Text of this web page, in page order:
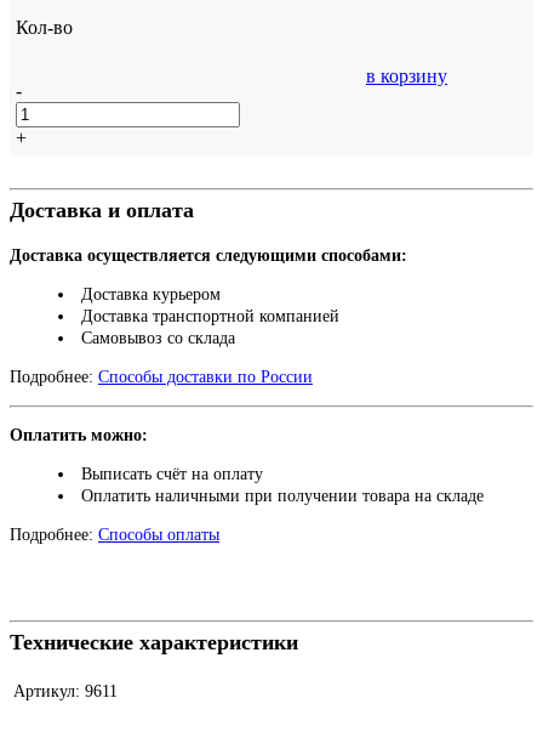
Кол-во
-
+
в корзину
Доставка и оплата
Доставка осуществляется следующими способами:
Доставка курьером
Доставка транспортной компанией
Самовывоз со склада
Подробнее: Способы доставки по России
Оплатить можно:
Выписать счёт на оплату
Оплатить наличными при получении товара на складе
Подробнее: Способы оплаты
Технические характеристики
Артикул: 9611